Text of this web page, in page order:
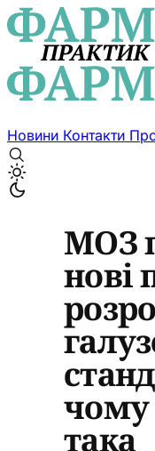
Новини Контакти
МОЗ
нові
чому
така